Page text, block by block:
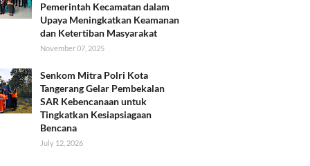
Pemerintah Kecamatan dalam
Upaya Meningkatkan Keamanan
dan Ketertiban Masyarakat
November 07, 2025
Senkom Mitra Polri Kota
Tangerang Gelar Pembekalan
SAR Kebencanaan untuk
Tingkatkan Kesiapsiagaan
Bencana
July 12, 2026